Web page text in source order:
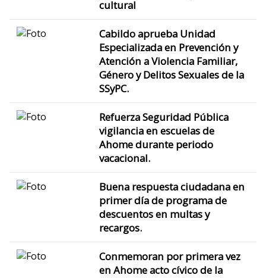
cultural
Cabildo aprueba Unidad
Especializada en Prevención y
Atención a Violencia Familiar,
Género y Delitos Sexuales de la
SSyPC.
Refuerza Seguridad Pública
vigilancia en escuelas de
Ahome durante periodo
vacacional.
Buena respuesta ciudadana en
primer día de programa de
descuentos en multas y
recargos.
Conmemoran por primera vez
en Ahome acto cívico de la